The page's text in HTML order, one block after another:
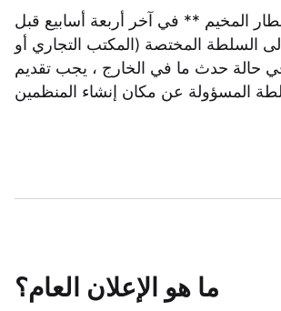
المخيم ** في آخر أربعة أسابيع قبل
السلطة المختصة (المكتب التجاري أو
حالة حدث ما في الخارج ، يجب تقديم
ما هو الإعلان العام؟